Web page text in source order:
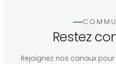
Restez
Rejoignez nos canaux